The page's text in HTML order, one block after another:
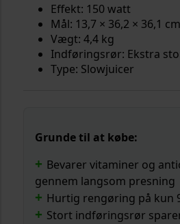
Effekt: 150 watt
Mål: 13,7 × 36,2 × 36,1 cm
Vægt: 4,4 kg
Indføringsrør: Ekstra
Type: Slowjuicer
Grunde til at købe:
Bevarer vitaminer og
gennem langsom presning
Hurtig rengøring på kun
Stort indføringsrør